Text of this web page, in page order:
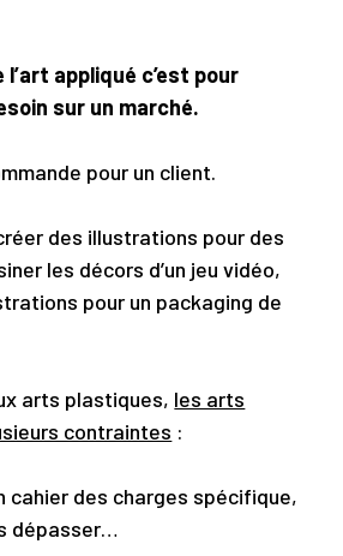
appliqué c’est pour
sur un marché.
pour un client.
des illustrations pour des
les décors d’un jeu vidéo,
pour un packaging de
arts plastiques, les arts
contraintes :
cahier des charges spécifique,
dépasser…